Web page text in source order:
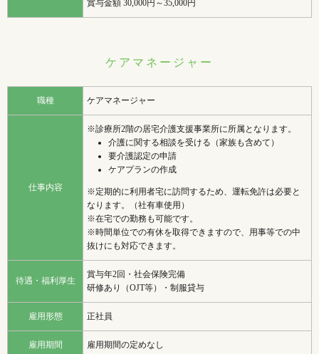
賞与金額 30,000円～35,000円
ケアマネージャー
職種 ケアマネージャー
仕事内容
※診療所2階の居宅介護支援事業所に所属となります。
介護に関する相談を受ける（家族も含めて）
要介護認定の申請
ケアプランの作成
※定期的に利用者宅に訪問するため、運転免許は必要と
なります。（社有車使用）
※在宅での勤務も可能です。
※時間単位での有休を取得できますので、用事等での中
抜けにも対応できます。
待遇・福利厚生
賞与年2回・社会保険完備
研修あり（OJT等）・制服貸与
雇用形態 正社員
雇用期間 雇用期間の定めなし